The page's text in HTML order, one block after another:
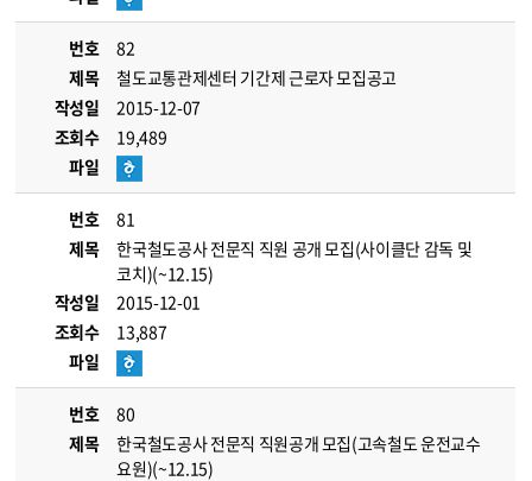
번호
82
제목
철도교통관제센터 기간제 근로자 모집공고
작성일
2015-12-07
조회수
19,489
파일
번호
81
제목
한국철도공사 전문직 직원 공개 모집(사이클단 감독 및
코치)(~12.15)
작성일
2015-12-01
조회수
13,887
파일
번호
80
제목
한국철도공사 전문직 직원공개 모집(고속철도 운전교수
요원)(~12.15)